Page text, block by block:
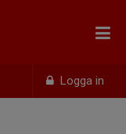
Logga in